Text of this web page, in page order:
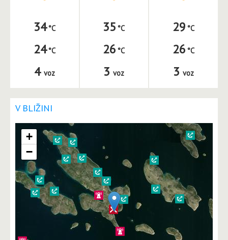
34
24
4 voz
35
26
3 voz
29
26
3 voz
V BLIŽINI
+
−